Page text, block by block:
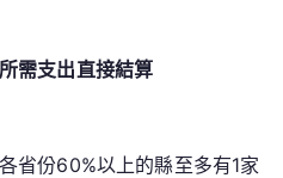
需支出直接結算
份60%以上的縣至多有1家